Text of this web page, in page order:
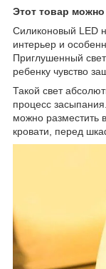
Этот товар можно
Силиконовый LED
интерьер и
Приглушенный
ребенку чувство
Такой свет
процесс
можно разместить
кровати, перед